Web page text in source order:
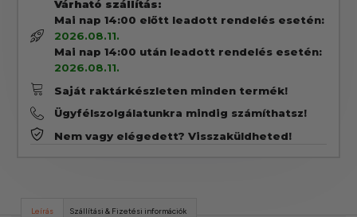
Várható szállítás:
Mai nap 14:00 előtt leadott rendelés esetén:
2026.08.11.
Mai nap 14:00 után leadott rendelés esetén:
2026.08.11.
Saját raktárkészleten minden termék!
Ügyfélszolgálatunkra mindig számíthatsz!
Nem vagy elégedett? Visszaküldheted!
Leírás Szállítási & Fizetési információk